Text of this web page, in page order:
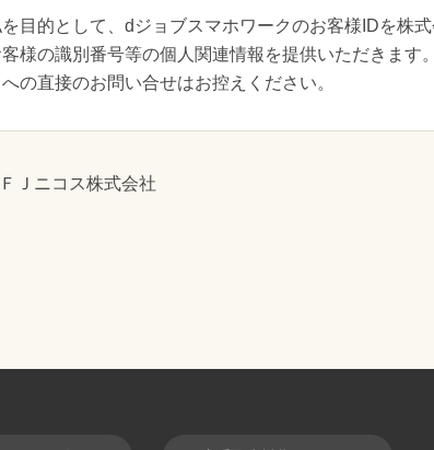
目的として、dジョブスマホワークのお客様IDを株
様の識別番号等の個人関連情報を提供いただきます。
の直接のお問い合せはお控えください。
Ｊニコス株式会社